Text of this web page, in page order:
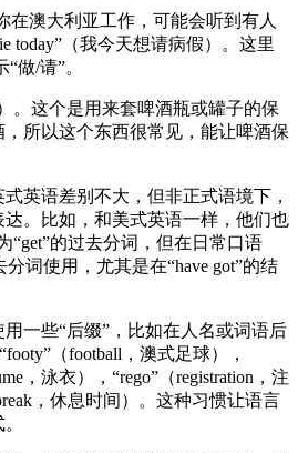
在澳大利亚工作，可能会听到有人
today”（我今天想请病假）。这里
做/请”。
。这个是用来套啤酒瓶或罐子的保
所以这个东西很常见，能让啤酒保
英语差别不大，但非正式语境下，
。比如，和美式英语一样，他们也
“get”的过去分词，但在日常口语
词使用，尤其是在“have got”的结
一些“后缀”，比如在人名或词语后
（football，澳式足球），
，泳衣），“rego”（registration，注
，休息时间）。这种习惯让语言